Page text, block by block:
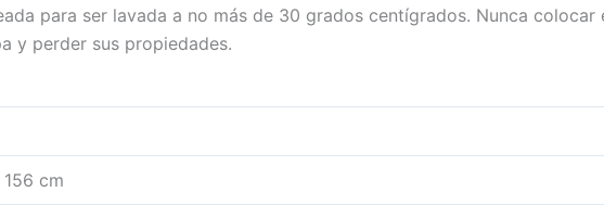
para ser lavada a no más de 30 grados centígrados. Nunca colocar
y perder sus propiedades.
cm